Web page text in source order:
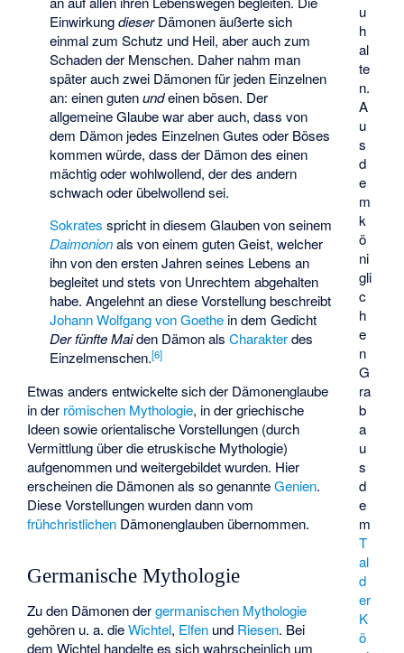
u
h
al
te
n.
A
u
s
d
e
m
k
ö
ni
gli
c
h
e
n
G
ra
b
a
u
s
d
e
m
T
al
d
er
K
ö
EinwirkungdieserDämonen äußerte sich
einmal zum Schutz und Heil, aber auch zum
Schaden der Menschen. Daher nahm man
später auch zwei Dämonen für jeden Einzelnen
an: einen gutenundeinen bösen. Der
allgemeine Glaube war aber auch, dass von
dem Dämon jedes Einzelnen Gutes oder Böses
kommen würde, dass der Dämon des einen
mächtig oder wohlwollend, der des andern
schwach oder übelwollend sei.
Sokrates spricht in diesem Glauben von seinem
Daimonionals von einem guten Geist, welcher
ihn von den ersten Jahren seines Lebens an
begleitet und stets von Unrechtem abgehalten
habe. Angelehnt an diese Vorstellung beschreibt
Johann Wolfgang von Goethein dem Gedicht
Der fünfte Maiden Dämon als Charakterdes
Einzelmenschen.[6]
Etwas anders entwickelte sich der Dämonenglaube
in der römischen Mythologie, in der griechische
Ideen sowie orientalische Vorstellungen (durch
Vermittlung über dieetruskische Mythologie)
aufgenommen und weitergebildet wurden. Hier
erscheinen die Dämonen als so genannteGenien.
Diese Vorstellungen wurden dann vom
frühchristlichen Dämonenglauben übernommen.
Germanische Mythologie
Zu den Dämonen dergermanischen Mythologie
gehören u. a. dieWichtel, Elfen und Riesen. Bei
dem Wichtel handelte es sich wahrscheinlich um